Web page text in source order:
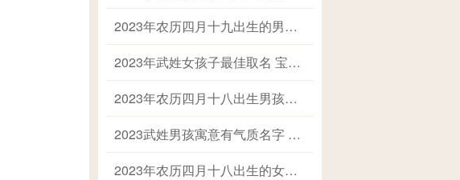
2023年农历四月十九出生的男孩起名字推荐 兔年男孩名字2023年名字大全
2023年武姓女孩子最佳取名 宝宝姓武叫什么名字好
2023年农历四月十八出生男孩大气高雅的名字 2023年男孩姓名大全
2023武姓男孩寓意有气质名字 姓武的叫什么名字
2023年农历四月十八出生的女孩健康平安的名字 兔年出生适合女孩子的名字